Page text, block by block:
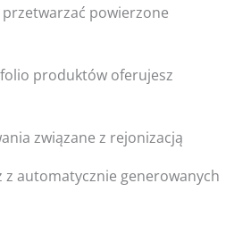
powierzone
produktów oferujesz
związane z rejonizacją
z automatycznie generowanych